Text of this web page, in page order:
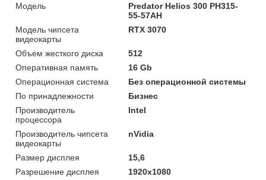
Модель
Predator Helios 300 PH315-
55-57AH
Модель чипсета
видеокарты
RTX 3070
Объем жесткого диска
512
Оперативная память
16 Gb
Операционная система
Без операционной системы
По принадлежности
Бизнес
Производитель
процессора
Intel
Производитель чипсета
видеокарты
nVidia
Размер дисплея
15,6
Разрешение дисплея
1920x1080